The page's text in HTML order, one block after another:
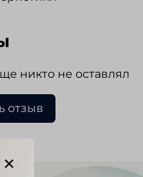
никто не оставлял
отзыв